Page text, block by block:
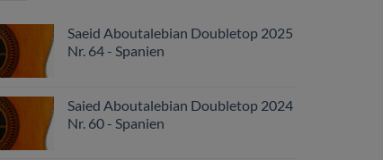
Saeid Aboutalebian Doubletop 2025
Nr. 64 - Spanien
Saied Aboutalebian Doubletop 2024
Nr. 60 - Spanien